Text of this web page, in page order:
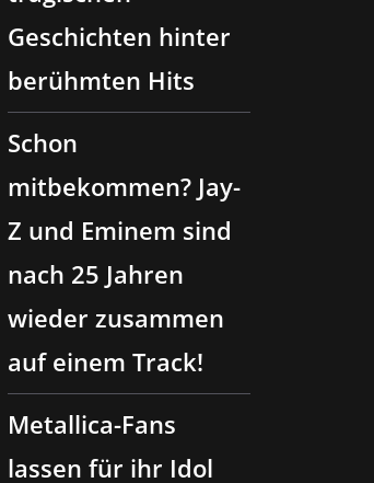
Geschichten hinter
berühmten Hits
Schon
mitbekommen? Jay-
Z und Eminem sind
nach 25 Jahren
wieder zusammen
auf einem Track!
Metallica-Fans
lassen für ihr Idol